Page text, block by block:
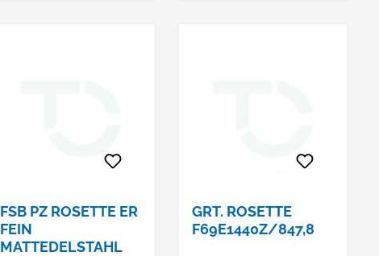
FSB PZ ROSETTE ER
FEIN
MATTEDELSTAHL
GRT. ROSETTE
F69E1440Z/847,8